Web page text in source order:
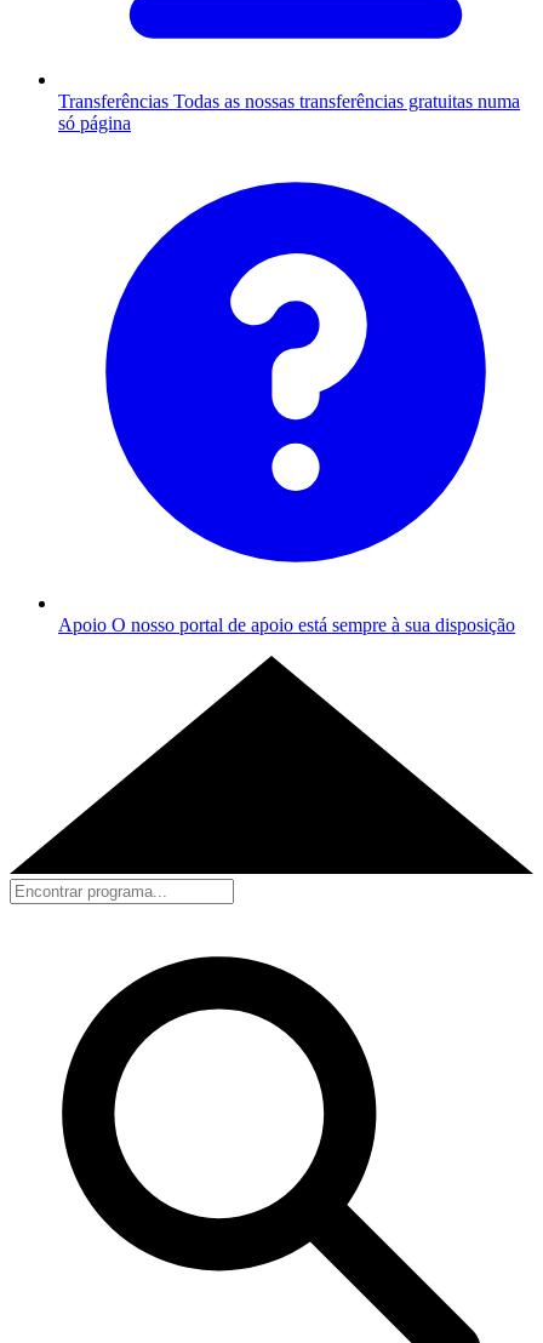
Transferências Todas as nossas transferências gratuitas numa
só página
Apoio O nosso portal de apoio está sempre à sua disposição